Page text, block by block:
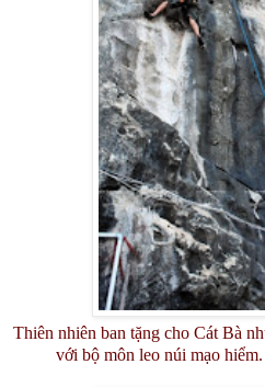
Thiên nhiên ban tặng cho Cát Bà
với bộ môn leo núi mạo